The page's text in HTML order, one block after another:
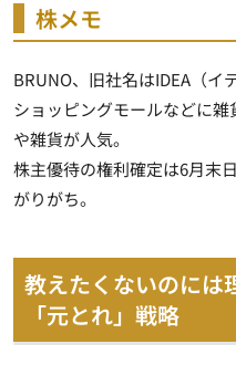
株メモ
BRUNO、旧社名はIDEA（イ
ショッピングモールなどに
や雑貨が人気。
株主優待の権利確定は6月末
がりがち。
教えたくないのに
「元とれ」戦略